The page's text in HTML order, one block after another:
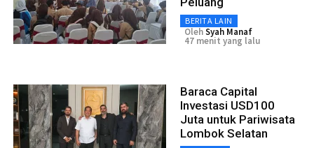
BERITA LAIN
OlehSyah Manaf
47 menit yang lalu
Baraca Capital
Investasi USD100
Juta untuk Pariwisata
Lombok Selatan